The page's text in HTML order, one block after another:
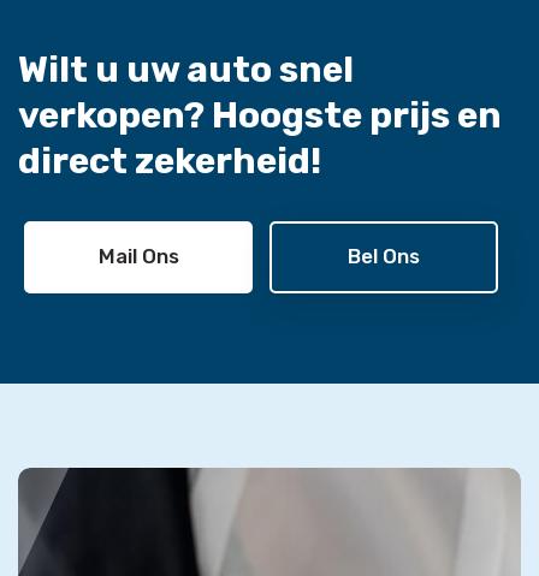
Wilt u uw auto snel
verkopen? Hoogste prijs en
direct zekerheid!
Mail Ons Bel Ons